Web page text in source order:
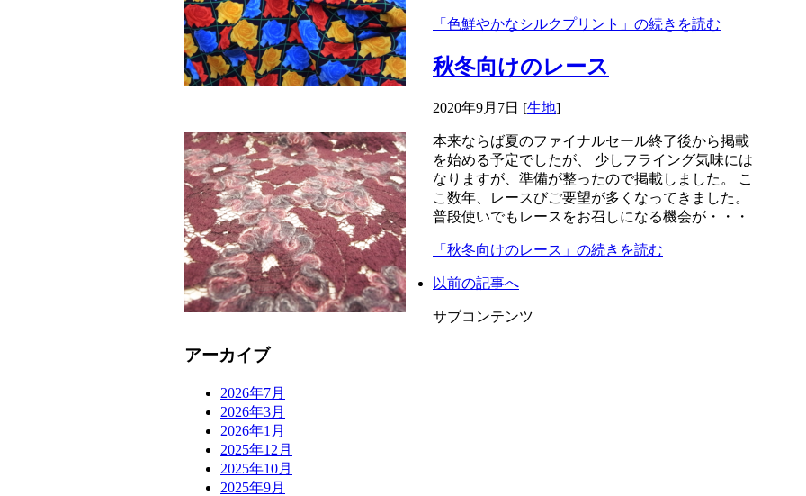
「色鮮やかなシルクプリント」の続きを読む
秋冬向けのレース
2020年9月7日 [生地]
本来ならば夏のファイナルセール終了後から掲載
を始める予定でしたが、 少しフライング気味には
なりますが、準備が整ったので掲載しました。 こ
こ数年、レースびご要望が多くなってきました。
普段使いでもレースをお召しになる機会が・・・
「秋冬向けのレース」の続きを読む
以前の記事へ
サブコンテンツ
アーカイブ
2026年7月
2026年3月
2026年1月
2025年12月
2025年10月
2025年9月